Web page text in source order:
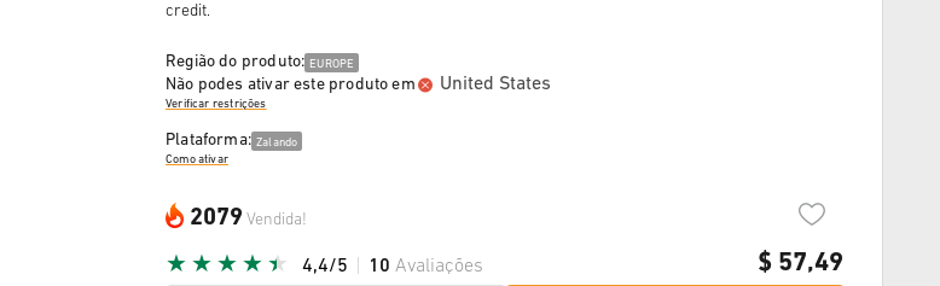
credit.
Região do produto: EUROPE
Não podes ativar este produto em United States
Verificar restrições
Plataforma: Zalando
Como ativar
2079 Vendida!
$ 57,49
4,4/5 10 Avaliações